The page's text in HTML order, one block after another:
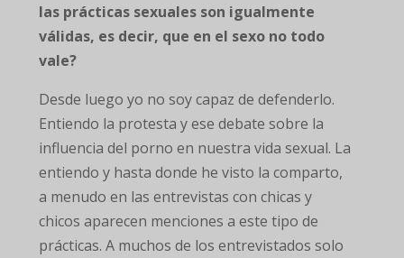
las prácticas sexuales son igualmente
válidas, es decir, que en el sexo no todo
vale?
Desde luego yo no soy capaz de defenderlo.
Entiendo la protesta y ese debate sobre la
influencia del porno en nuestra vida sexual. La
entiendo y hasta donde he visto la comparto,
a menudo en las entrevistas con chicas y
chicos aparecen menciones a este tipo de
prácticas. A muchos de los entrevistados solo